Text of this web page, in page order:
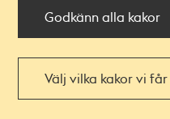
Godkänn alla kakor
Välj vilka kakor vi